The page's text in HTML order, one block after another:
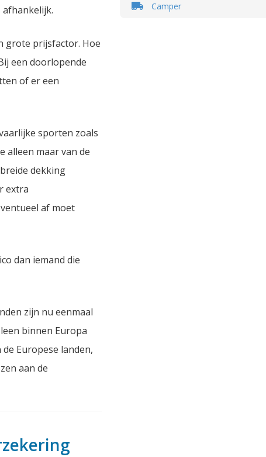
grote prijsfactor. Hoe
een doorlopende
of er een
sporten zoals
alleen maar van de
dekking
extra
af moet
dan iemand die
zijn nu eenmaal
binnen Europa
Europese landen,
aan de
Camper